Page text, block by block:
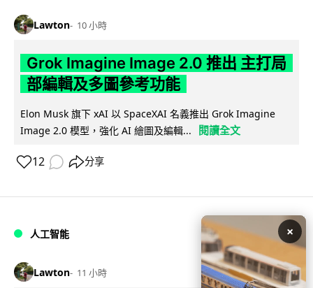
Lawton 10 小時
Grok Imagine Image 2.0 推出 主打局
部編輯及多圖參考功能
Elon Musk 旗下 xAI 以 SpaceXAI 名義推出 Grok Imagine
Image 2.0 模型，強化 AI 繪圖及編輯...
閱讀全文
12 分享
人工智能
Lawton 11 小時
×